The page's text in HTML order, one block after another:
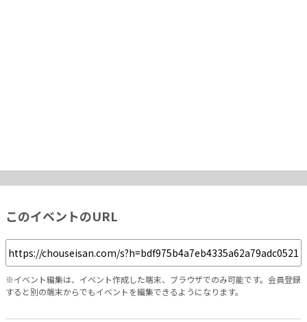
このイベントのURL
※イベント編集は、イベント作成した端末、ブラウザでのみ可能です。会員登録
すると別の端末からでもイベントを編集できるようになります。